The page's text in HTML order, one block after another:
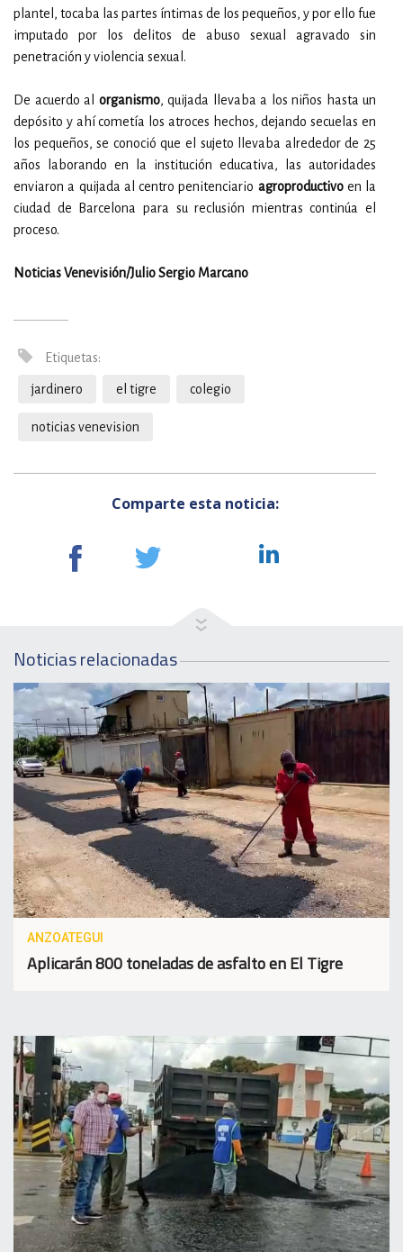
plantel, tocaba las partes íntimas de los pequeños, y por ello fue
imputado por los delitos de abuso sexual agravado sin
penetración y violencia sexual.
De acuerdo al organismo, quijada llevaba a los niños hasta un
depósito y ahí cometía los atroces hechos, dejando secuelas en
los pequeños, se conoció que el sujeto llevaba alrededor de 25
años laborando en la institución educativa, las autoridades
enviaron a quijada al centro penitenciario agroproductivoen la
ciudad de Barcelona para su reclusión mientras continúa el
proceso.
Noticias Venevisión/Julio Sergio Marcano
Etiquetas:
jardinero el tigre colegio
noticias venevision
Comparte esta noticia:
Noticias relacionadas
ANZOATEGUI
Aplicarán 800 toneladas de asfalto en El Tigre